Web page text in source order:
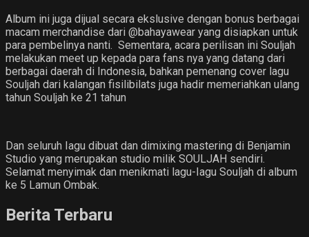
Album ini juga dijual secara ekslusive dengan bonus berbagai
macam merchandise dari @bahayawear yang disiapkan untuk
para pembelinya nanti. Sementara, acara perilisan ini Souljah
melakukan meet up kepada para fans nya yang datang dari
berbagai daerah di Indonesia, bahkan pemenang cover lagu
Souljah dari kalangan fisilibilats juga hadir memeriahkan ulang
tahun Souljah ke 21 tahun
Dan seluruh Iagu dibuat dan dimixing mastering di Benjamin
Studio yang merupakan studio milik SOULJAH sendiri.
Selamat menyimak dan menikmati lagu-Iagu Souljah di album
ke 5 Lamun Ombak.
Berita Terbaru